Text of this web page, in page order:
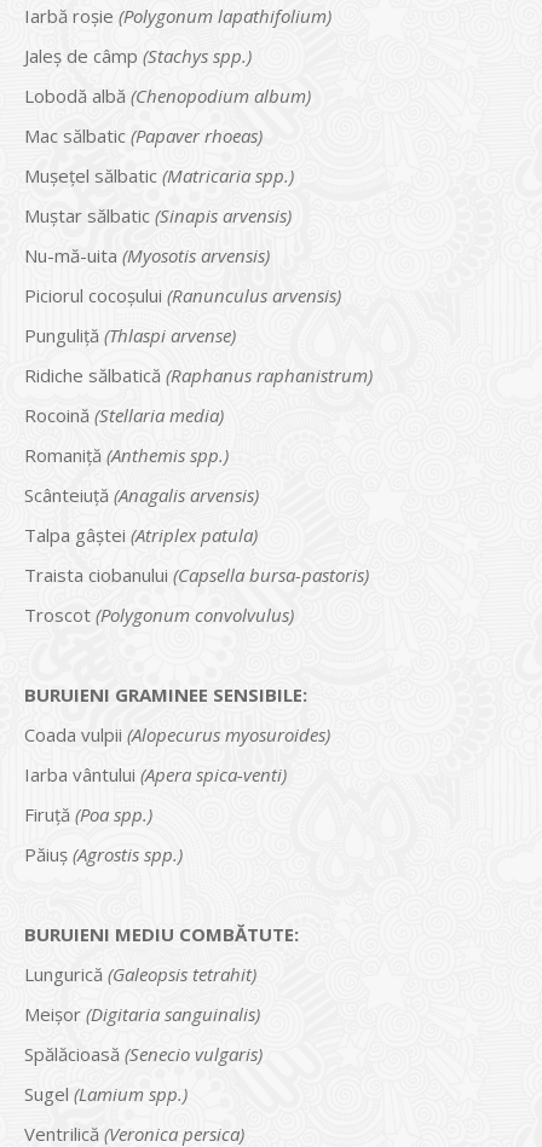
Iarbă roşie (Polygonum lapathifolium)
Jaleş de câmp (Stachys spp.)
Lobodă albă (Chenopodium album)
Mac sălbatic (Papaver rhoeas)
Muşețel sălbatic (Matricaria spp.)
Muştar sălbatic (Sinapis arvensis)
Nu-mă-uita (Myosotis arvensis)
Piciorul cocoşului (Ranunculus arvensis)
Punguliţă (Thlaspi arvense)
Ridiche sălbatică (Raphanus raphanistrum)
Rocoină (Stellaria media)
Romaniţă (Anthemis spp.)
Scânteiuţă (Anagalis arvensis)
Talpa gâştei (Atriplex patula)
Traista ciobanului (Capsella bursa-pastoris)
Troscot (Polygonum convolvulus)
BURUIENI GRAMINEE SENSIBILE:
Coada vulpii (Alopecurus myosuroides)
Iarba vântului (Apera spica-venti)
Firuţă (Poa spp.)
Păiuş (Agrostis spp.)
BURUIENI MEDIU COMBĂTUTE:
Lungurică (Galeopsis tetrahit)
Meişor (Digitaria sanguinalis)
Spălăcioasă (Senecio vulgaris)
Sugel (Lamium spp.)
Ventrilică (Veronica persica)